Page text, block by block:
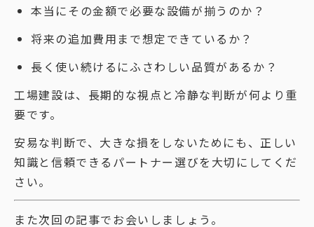
本当にその金額で必要な設備が揃うのか？
将来の追加費用まで想定できているか？
長く使い続けるにふさわしい品質があるか？
工場建設は、長期的な視点と冷静な判断が何より重
要です。
安易な判断で、大きな損をしないためにも、正しい
知識と信頼できるパートナー選びを大切にしてくだ
さい。
また次回の記事でお会いしましょう。